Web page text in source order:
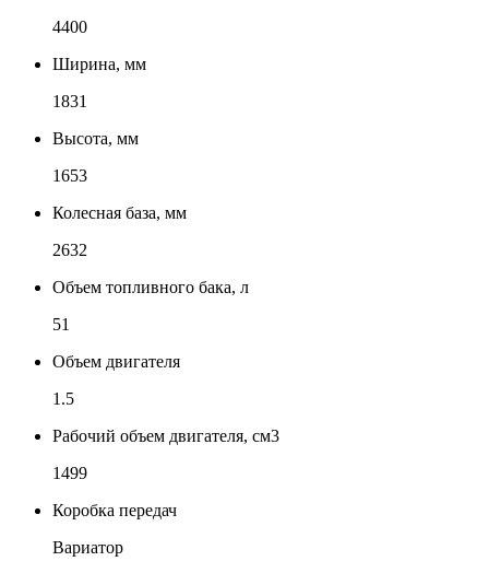
4400
Ширина, мм
1831
Высота, мм
1653
Колесная база, мм
2632
Объем топливного бака, л
51
Объем двигателя
1.5
Рабочий объем двигателя, см3
1499
Коробка передач
Вариатор